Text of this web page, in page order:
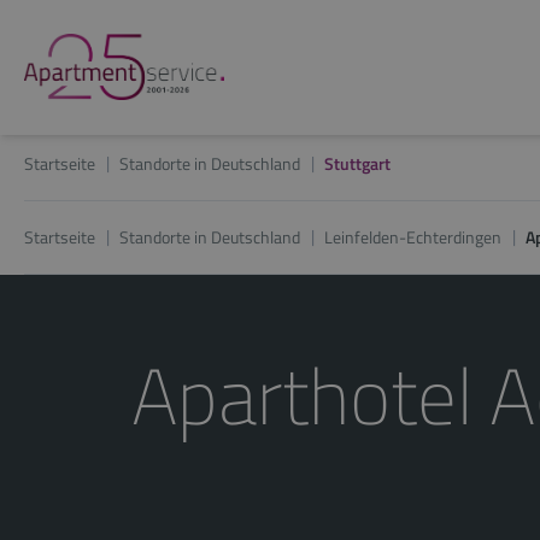
Startseite Standorte in Deutschland Stuttgart
Startseite Standorte in Deutschland Leinfelden-Echterdingen
Aparthotel